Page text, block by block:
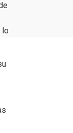
lo